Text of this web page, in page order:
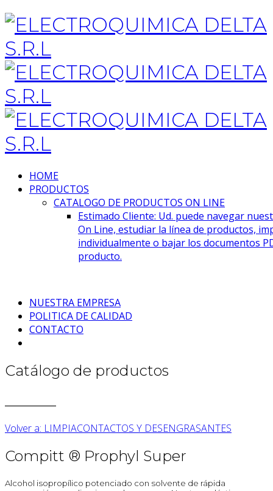
HOME
PRODUCTOS
CATALOGO DE PRODUCTOS ON LINE
Estimado Cliente: Ud. puede navegar
On Line, estudiar la línea de productos,
individualmente o bajar los documentos
producto.
NUESTRA EMPRESA
POLITICA DE CALIDAD
CONTACTO
Catálogo de productos
Volver a: LIMPIACONTACTOS Y DESENGRASANTES
Compitt ® Prophyl Super
Alcohol isopropílico potenciado con solvente de rápida